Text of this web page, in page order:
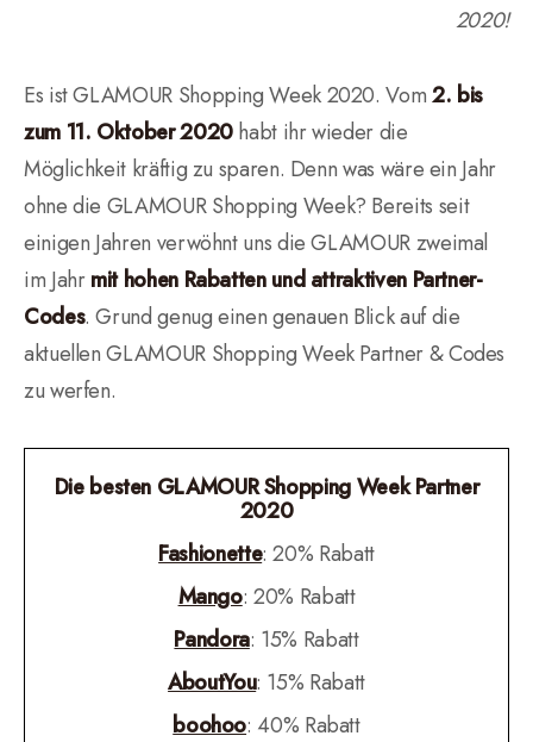
2020!
Es ist GLAMOUR Shopping Week 2020. Vom2. bis
zum 11. Oktober 2020habt ihr wieder die
Möglichkeit kräftig zu sparen. Denn was wäre ein Jahr
ohne die GLAMOUR Shopping Week? Bereits seit
einigen Jahren verwöhnt uns die GLAMOUR zweimal
im Jahrmit hohen Rabatten und attraktiven Partner-
Codes. Grund genug einen genauen Blick auf die
aktuellen GLAMOUR Shopping Week Partner & Codes
zu werfen.
Die besten GLAMOUR Shopping Week Partner
2020
Fashionette: 20% Rabatt
Mango: 20% Rabatt
Pandora: 15% Rabatt
AboutYou: 15% Rabatt
boohoo: 40% Rabatt